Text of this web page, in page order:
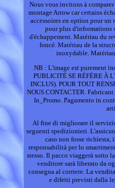
Nous vous invitons à
montage Arrow car certains
accessoires en option pour un
pour plus d'informations
d'échappement. Matériau du
foncé. Matériau de la
inoxydable.
NB : L'image est purement
PUBLICITÉ SE RÉFÈRE À
INCLUS). POUR TOUT
NOUS CONTACTER.
In_Promo. Pagamento in
Al fine di migliorare il
seguenti spedizionieri.
caso non fosse richiesta,
responsabilità per lo
stesso. Il pacco viaggerà sotto
venditore sarà liberato da
consegna al corriere. La
e difetti previsti dalla